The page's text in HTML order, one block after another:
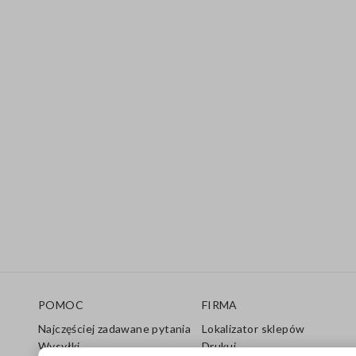
POMOC
Najczęściej zadawane pytania
Wysyłki
FIRMA
Lokalizator sklepów
Drukuj